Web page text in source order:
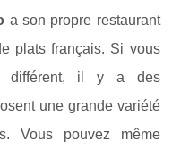
a son propre restaurant
plats français. Si vous
différent, il y a des
une grande variété
Vous pouvez même